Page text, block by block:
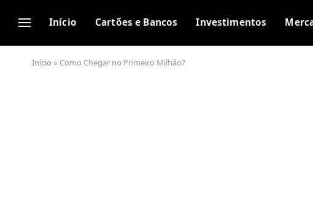
Início Cartões e Bancos Investimentos
Início » Como Chegar no Primeiro Milhão?